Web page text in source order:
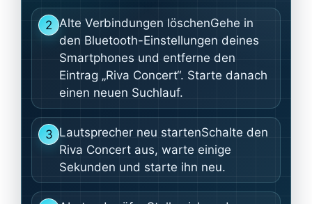
2 Alte Verbindungen löschenGehe in
den Bluetooth-Einstellungen deines
Smartphones und entferne den
Eintrag „Riva Concert“. Starte danach
einen neuen Suchlauf.
3 Lautsprecher neu startenSchalte den
Riva Concert aus, warte einige
Sekunden und starte ihn neu.